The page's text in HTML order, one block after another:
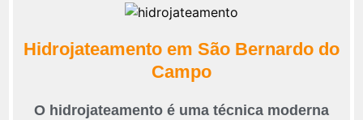
Hidrojateamento em São Bernardo do
Campo
O hidrojateamento é uma técnica moderna